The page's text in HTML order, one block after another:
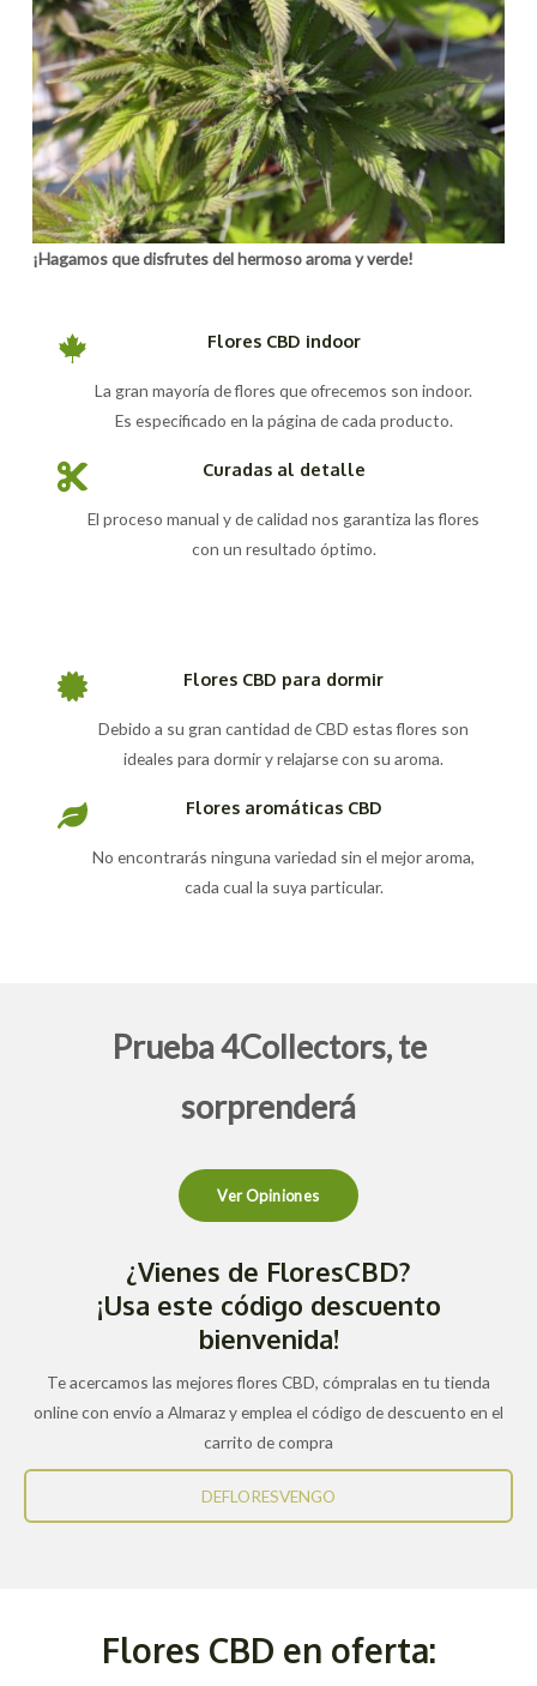
¡Hagamos que disfrutes del hermoso aroma y verde!
Flores CBD indoor
La gran mayoría de flores que ofrecemos son indoor.
Es especificado en la página de cada producto.
Curadas al detalle
El proceso manual y de calidad nos garantiza las flores
con un resultado óptimo.
Flores CBD para dormir
Debido a su gran cantidad de CBD estas flores son
ideales para dormir y relajarse con su aroma.
Flores aromáticas CBD
No encontrarás ninguna variedad sin el mejor aroma,
cada cual la suya particular.
Prueba 4Collectors, te
sorprenderá
Ver Opiniones
¿Vienes de FloresCBD?
¡Usa este código descuento
bienvenida!
Te acercamos las mejores flores CBD, cómpralas en tu tienda
online con envío a Almaraz y emplea el código de descuento en el
carrito de compra
DEFLORESVENGO
Flores CBD en oferta: